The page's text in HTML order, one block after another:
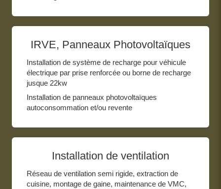
IRVE, Panneaux Photovoltaïques
Installation de système de recharge pour véhicule
électrique par prise renforcée ou borne de recharge
jusque 22kw
Installation de panneaux photovoltaïques
autoconsommation et/ou revente
Installation de ventilation
Réseau de ventilation semi rigide, extraction de
cuisine, montage de gaine, maintenance de VMC,